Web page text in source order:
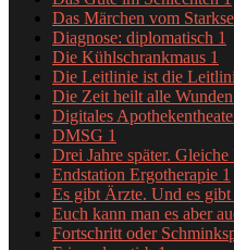
Das Märchen vom
Diagnose: diplomatisch 1
Die Kühlschrankmaus 1
Die Leitlinie ist die
Die Zeit heilt alle Wunden
Digitales
DMSG 1
Drei Jahre später.
Endstation Ergotherapie 1
Es gibt Ärzte. Und es
Euch kann man es aber
Fortschritt oder